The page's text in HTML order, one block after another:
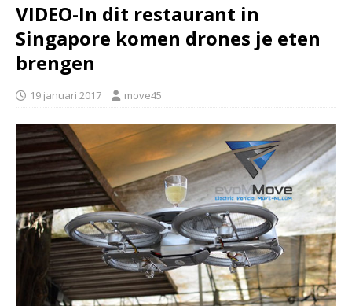
VIDEO-In dit restaurant in
Singapore komen drones je eten
brengen
19 januari 2017 move45